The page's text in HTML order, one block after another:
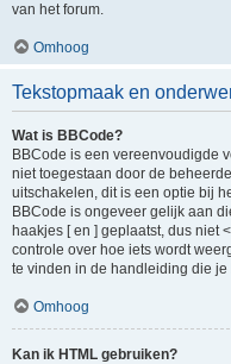
van het forum.
Omhoog
Tekstopmaak en
Wat is BBCode?
BBCode is een vereenvoudigde
niet toegestaan door de
uitschakelen, dit is een optie bij
BBCode is ongeveer gelijk aan
haakjes [ en ] geplaatst, dus niet
controle over hoe iets wordt
te vinden in de handleiding die
Omhoog
Kan ik HTML gebruiken?